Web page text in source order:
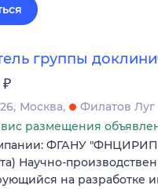
группы
₽
Москва
Филатов Луг
размещения
ФГАНУ
Научно-
на разработке